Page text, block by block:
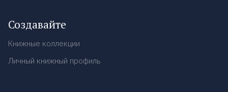
Создавайте
Книжные коллекции
Личный книжный профиль